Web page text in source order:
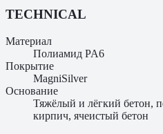
TECHNICAL
Материал
Полиамид PA6
Покрытие
MagniSilver
Основание
Тяжёлый и лёгкий бетон,
кирпич, ячеистый бетон